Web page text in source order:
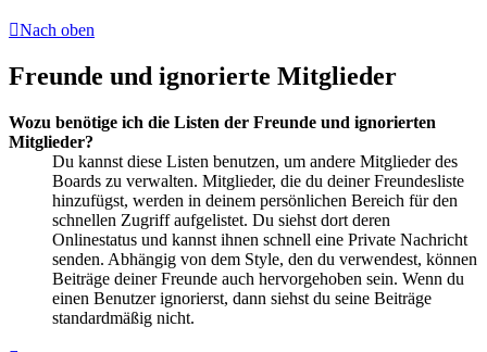
Nach oben
Freunde und ignorierte Mitglieder
Wozu benötige ich die Listen der Freunde und ignorierten
Mitglieder?
Du kannst diese Listen benutzen, um andere Mitglieder des
Boards zu verwalten. Mitglieder, die du deiner Freundesliste
hinzufügst, werden in deinem persönlichen Bereich für den
schnellen Zugriff aufgelistet. Du siehst dort deren
Onlinestatus und kannst ihnen schnell eine Private Nachricht
senden. Abhängig von dem Style, den du verwendest, können
Beiträge deiner Freunde auch hervorgehoben sein. Wenn du
einen Benutzer ignorierst, dann siehst du seine Beiträge
standardmäßig nicht.